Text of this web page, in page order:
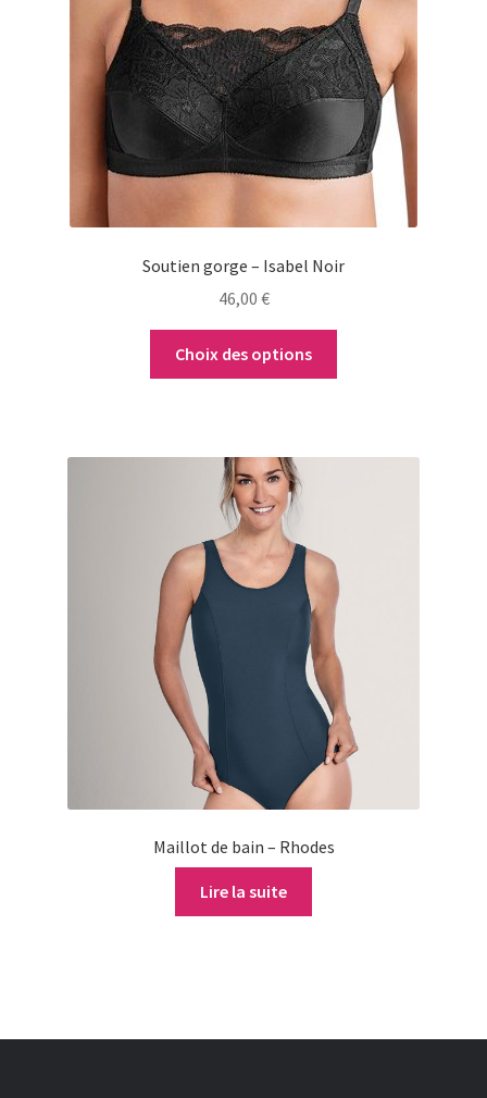
Soutien gorge – Isabel Noir
46,00 €
Choix des options
Les
options
peuvent
être
choisies
sur
la
produit
Maillot de bain – Rhodes
Lire la suite